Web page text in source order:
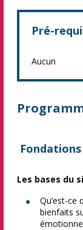
Pré-
Aucun
Les bases du
Qu’est-ce
bienfaits